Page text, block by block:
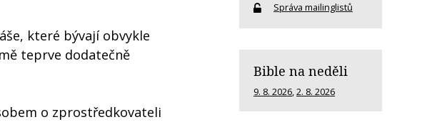
které bývají obvykle
teprve dodatečně
o zprostředkovateli
Správa mailinglistů
Bible na neděli
9. 8. 2026 2. 8. 2026